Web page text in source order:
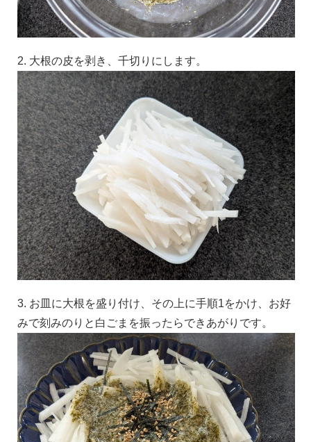
2. 大根の皮を剥き、千切りにします。
3. お皿に大根を盛り付け、その上に手順1をかけ、お好
みで刻みのりと白ごまを振ったらできあがりです。